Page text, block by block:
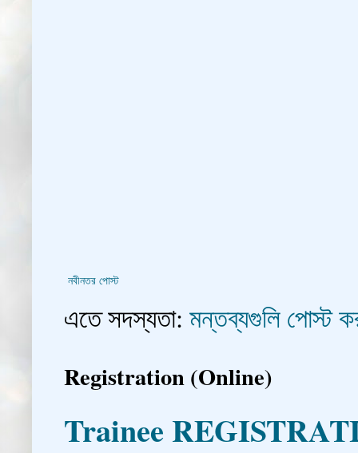
নবীনতর পোস্ট
এতে সদস্যতা: মন্তব্যগুলি পোস্ট
Registration (Online)
Trainee